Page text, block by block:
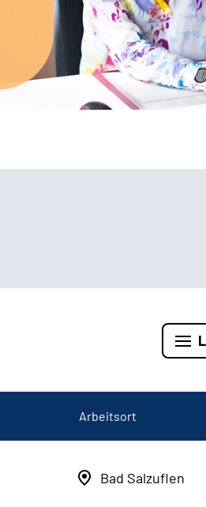
Arbeitsort
Bad Salzuflen